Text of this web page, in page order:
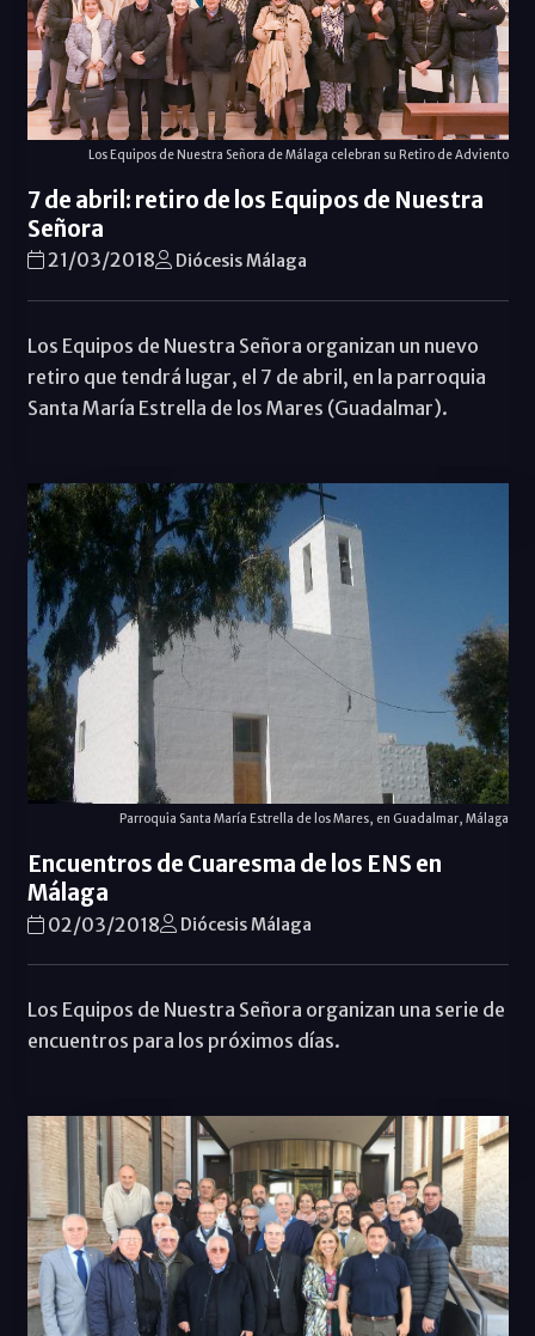
Los Equipos de Nuestra Señora de Málaga celebran su Retiro de Adviento
7 de abril: retiro de los Equipos de Nuestra
Señora
21/03/2018 Diócesis Málaga
Los Equipos de Nuestra Señora organizan un nuevo
retiro que tendrá lugar, el 7 de abril, en la parroquia
Santa María Estrella de los Mares (Guadalmar).
Parroquia Santa María Estrella de los Mares, en Guadalmar, Málaga
Encuentros de Cuaresma de los ENS en
Málaga
02/03/2018 Diócesis Málaga
Los Equipos de Nuestra Señora organizan una serie de
encuentros para los próximos días.